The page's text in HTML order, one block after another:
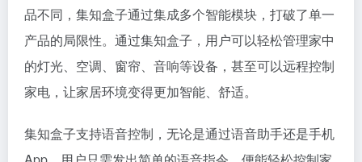
品不同，集知盒子通过集成多个智能模块，打破了单一
产品的局限性。通过集知盒子，用户可以轻松管理家中
的灯光、空调、窗帘、音响等设备，甚至可以远程控制
家电，让家居环境变得更加智能、舒适。
集知盒子支持语音控制，无论是通过语音助手还是手机